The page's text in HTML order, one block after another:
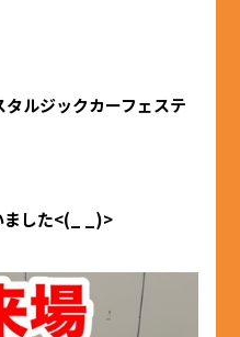
ルジックカーフェステ
ました<(_ _)>